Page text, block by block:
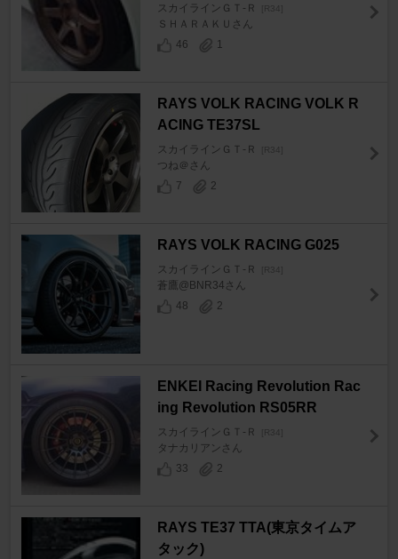
スカイラインＧＴ‐Ｒ [R34]
ＳＨＡＲＡＫＵさん
46
1
RAYS VOLK RACING VOLK R
ACING TE37SL
スカイラインＧＴ‐Ｒ [R34]
つね＠さん
7
2
RAYS VOLK RACING G025
スカイラインＧＴ‐Ｒ [R34]
蒼鷹@BNR34さん
48
2
ENKEI Racing Revolution Rac
ing Revolution RS05RR
スカイラインＧＴ‐Ｒ [R34]
タナカリアンさん
33
2
RAYS TE37 TTA(東京タイムア
タック)